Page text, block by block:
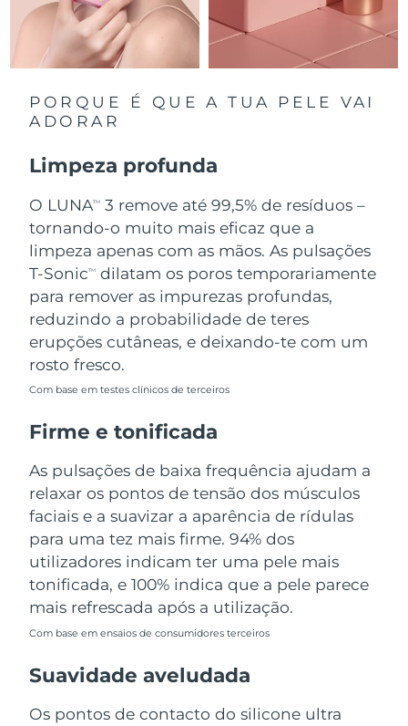
PORQUE É QUE A TUA PELE VAI
ADORAR
Limpeza profunda
O LUNATM
3 remove até 99,5% de resíduos –
tornando-o muito mais eficaz que a
limpeza apenas com as mãos. As pulsações
T-SonicTM
dilatam os poros temporariamente
para remover as impurezas profundas,
reduzindo a probabilidade de teres
erupções cutâneas, e deixando-te com um
rosto fresco.
Com base em testes clínicos de terceiros
Firme e tonificada
As pulsações de baixa frequência ajudam a
relaxar os pontos de tensão dos músculos
faciais e a suavizar a aparência de rídulas
para uma tez mais firme. 94% dos
utilizadores indicam ter uma pele mais
tonificada, e 100% indica que a pele parece
mais refrescada após a utilização.
Com base em ensaios de consumidores terceiros
Suavidade aveludada
Os pontos de contacto do silicone ultra
Singapura Entrega prevista14/08/2026
Eslováquia Entrega prevista 12/08/2026
Eslovênia Entrega prevista 12/08/2026
Coreia do Sul
Espanha Entrega prevista12/08/2026
Suécia Entrega prevista12/08/2026
Suíça Entrega prevista
Taiwan
Tailândia Entrega prevista
Turquia Entrega prevista
Emirados Árabes
Unidos
Entrega prevista13/08/2026
Reino Unido Entrega prevista
Estados Unidos Entrega prevista 13/08/2026
Uzbequistão Entrega prevista
Vietnã Entrega prevista